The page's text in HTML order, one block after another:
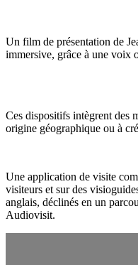
Un film de présentation de
immersive, grâce à une voix
Ces dispositifs intègrent des
origine géographique ou à
Une application de visite
visiteurs et sur des
anglais, déclinés en un
Audiovisit.